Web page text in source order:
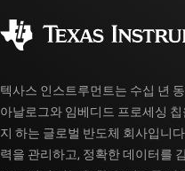
myTI 계정 FAQ
텍사스 인스트루먼트는 수십 년
아날로그와 임베디드 프로세싱
지 하는 글로벌 반도체 회사입니
력을 관리하고, 정확한 데이터를